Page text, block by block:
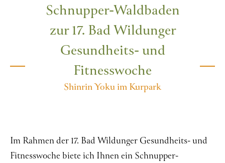
Waldbaden
Yoga
Natur-Coaching
Resilienz-Training
Gutscheine
Kontakt
Schnupper-Waldbaden
zur 17. Bad Wildunger
Gesundheits- und
Fitnesswoche
Shinrin Yoku im Kurpark
Im Rahmen der 17. Bad Wildunger Gesundheits- und
Fitnesswoche biete ich Ihnen ein Schnupper-